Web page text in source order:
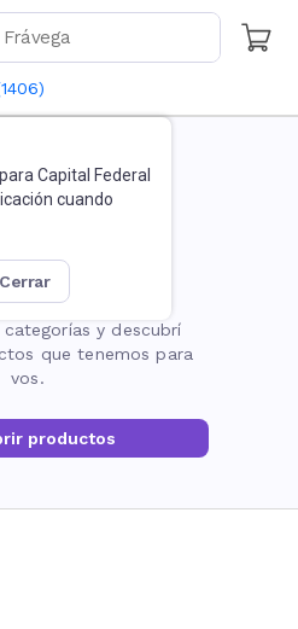
1406)
Capital Federal
cuando
cerrar
no existe
y descubrí
que tenemos para
vos.
productos